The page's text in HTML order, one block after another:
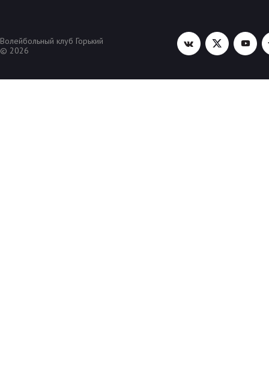
Волейбольный клуб Горький
© 2026